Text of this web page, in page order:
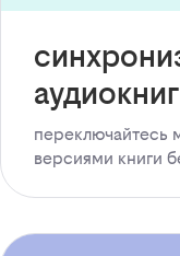
аудиокниг
переключайтесь
версиями книги